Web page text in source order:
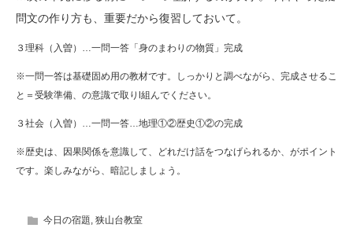
問文の作り方も、重要だから復習しておいて。
３理科（入曽）…一問一答「身のまわりの物質」完成
※一問一答は基礎固め用の教材です。しっかりと調べながら、完成させるこ
と＝受験準備、の意識で取りl組んでください。
３社会（入曽）…一問一答…地理①②歴史①②の完成
※歴史は、因果関係を意識して、どれだけ話をつなげられるか、がポイント
です。楽しみながら、暗記しましょう。
今日の宿題, 狭山台教室